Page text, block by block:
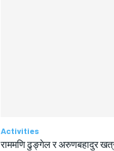
Activities
राममणि ढुङ्गेल र अरुणबहादुर